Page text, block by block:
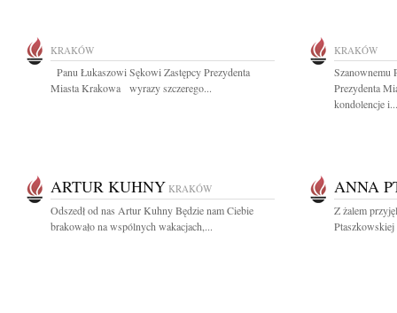
KRAKÓW
Panu Łukaszowi Sękowi Zastępcy Prezydenta
Miasta Krakowa wyrazy szczerego...
KRAKÓW
Szanownemu
Prezydenta
kondolencje i...
ARTUR KUHNY KRAKÓW
Odszedł od nas Artur Kuhny Będzie nam Ciebie
brakowało na wspólnych wakacjach,...
ANNA
Z żalem